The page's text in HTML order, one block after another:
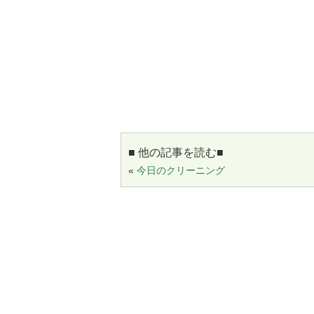
■ 他の記事を読む■
« 今日のクリーニング